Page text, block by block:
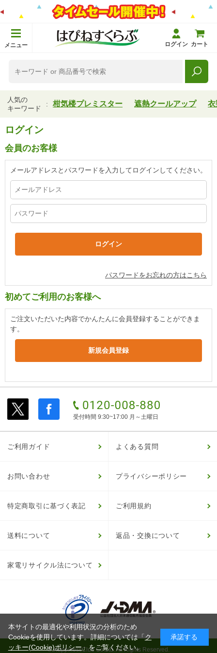
メニュー ログイン カート
人気の
キーワード
柑気楼プレミスター 遮熱クールアップ 衣
ログイン
会員のお客様
メールアドレスとパスワードを入力してログインしてください。
パスワードをお忘れの方はこちら
初めてご利用のお客様へ
ご注文いただいた内容でかんたんに会員登録することができま
す。
受付時間 9:30~17:00 月～土曜日
ご利用ガイド よくある質問
お問い合わせ プライバシーポリシー
特定商取引に基づく表記 ご利用規約
送料について 返品・交換について
家電リサイクル法について
© HappinessClub Co.Ltd. All Rights Reserved.
本サイトの最適化や利用状況の分析のため
Cookieを使用しています。詳細については「ク
ッキー(Cookie)ポリシー」をご覧ください。
承諾する